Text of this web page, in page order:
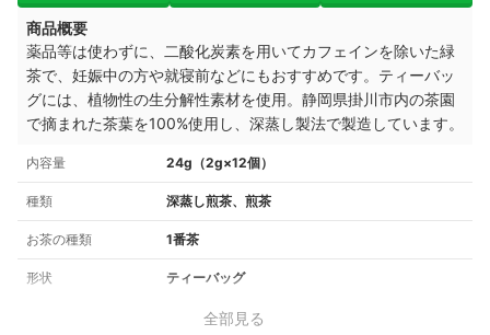
商品概要
薬品等は使わずに、二酸化炭素を用いてカフェインを除いた緑
茶で、妊娠中の方や就寝前などにもおすすめです。ティーバッ
グには、植物性の生分解性素材を使用。静岡県掛川市内の茶園
で摘まれた茶葉を100%使用し、深蒸し製法で製造しています。
内容量 24g（2g×12個）
種類 深蒸し煎茶、煎茶
お茶の種類 1番茶
形状 ティーバッグ
全部見る